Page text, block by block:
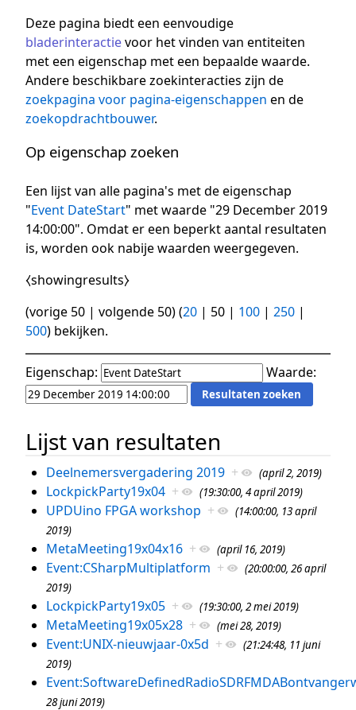
Deze pagina biedt een eenvoudige
bladerinteractievoor het vinden van entiteiten
met een eigenschap met een bepaalde waarde.
Andere beschikbare zoekinteracties zijn de
zoekpagina voor pagina-eigenschappen en de
zoekopdrachtbouwer.
Op eigenschap zoeken
Een lijst van alle pagina's met de eigenschap
"Event DateStart" met waarde "29 December 2019
14:00:00". Omdat er een beperkt aantal resultaten
is, worden ook nabije waarden weergegeven.
⧼showingresults⧽
(vorige 50 | volgende 50) (20 | 50 | 100 | 250 |
500) bekijken.
Eigenschap: Waarde:
Lijst van resultaten
Deelnemersvergadering 2019 + (april 2, 2019)
LockpickParty19x04 + (19:30:00, 4 april 2019)
UPDUino FPGA workshop +
(14:00:00, 13 april
2019)
MetaMeeting19x04x16 + (april 16, 2019)
Event:CSharpMultiplatform +
(20:00:00, 26 april
2019)
LockpickParty19x05 + (19:30:00, 2 mei 2019)
MetaMeeting19x05x28 + (mei 28, 2019)
Event:UNIX-nieuwjaar-0x5d +
(21:24:48, 11 juni
2019)
28 juni 2019)